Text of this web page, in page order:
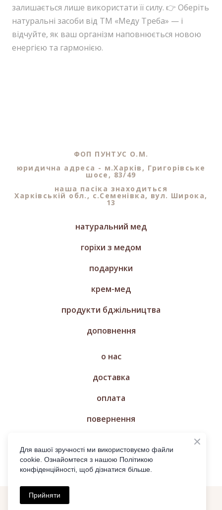
залишається лише використати її силу. 👉 Оберіть
натуральні засоби від ТМ «Меду Треба» — і
відчуйте, як ваш організм наповнюється новою
енергією та гармонією.
ФОП ПУНТУС О.М.
юридична адреса - м.Харків, Григорівське
шосе, 83/49
наша пасіка знаходиться
Харківській обл., с.Семенівка, вул. Широка,
13
натуральний мед
горіхи з медом
подарунки
крем-мед
продукти бджільництва
доповнення
о нас
доставка
оплата
повернення
Для вашої зручності ми використовуємо файли
cookie. Ознайомтеся з нашою Політикою
конфіденційності, щоб дізнатися більше.
Прийняти